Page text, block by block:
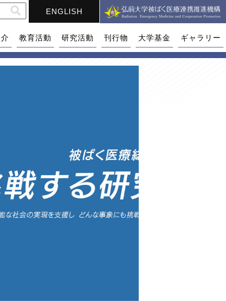
ENGLISH
教育活動 研究活動 刊行物 大学基金 ギャラリー